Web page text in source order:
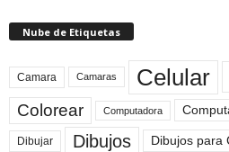
Nube de Etiquetas
Camara Camaras Celular
Colorear Computadora
Dibujar Dibujos Dibujos para